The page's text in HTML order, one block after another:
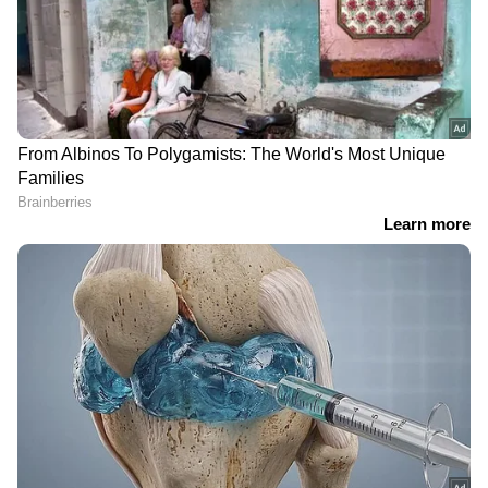
Related Articles
ഒരല്പം പൗരബോധം?; വിയറ്റനാം